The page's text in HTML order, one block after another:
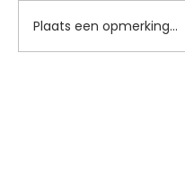
Plaats een opmerking...